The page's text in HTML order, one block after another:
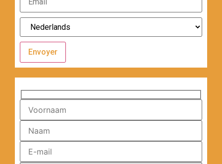
Envoyer